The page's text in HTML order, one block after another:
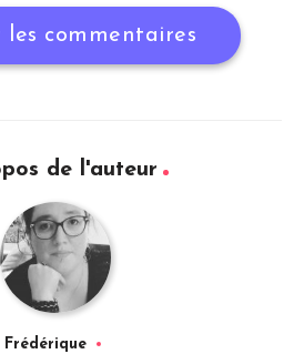
commentaires
de l'auteur
Frédérique